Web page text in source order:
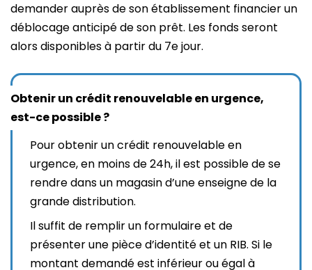
demander auprès de son établissement financier un
déblocage anticipé de son prêt. Les fonds seront
alors disponibles à partir du 7e jour.
Obtenir un crédit renouvelable en urgence,
est-ce possible ?
Pour obtenir un crédit renouvelable en
urgence, en moins de 24h, il est possible de se
rendre dans un magasin d’une enseigne de la
grande distribution.
Il suffit de remplir un formulaire et de
présenter une pièce d’identité et un RIB. Si le
montant demandé est inférieur ou égal à